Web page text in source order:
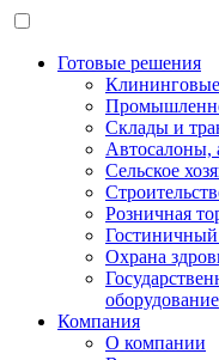
Готовые решения
Склады и
Автосалоны,
Сельское
Розничная
Гостиничный
Охрана
оборудование
Компания
О компании